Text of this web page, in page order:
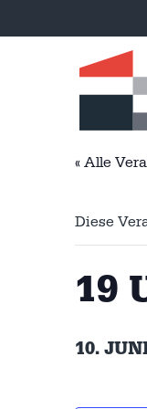
« Alle
Diese
19
10.